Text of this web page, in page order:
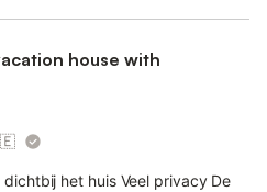
house with
het huis Veel privacy De